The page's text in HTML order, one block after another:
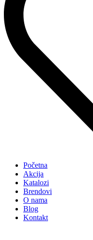
Početna
Akcija
Katalozi
Brendovi
O nama
Blog
Kontakt